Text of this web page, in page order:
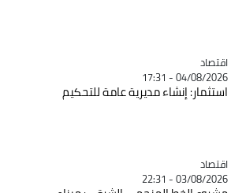
Catégorie
اقتصاد
04/08/2026 - 17:31
استثمار: إنشاء مديرية عامة للتحكيم
Catégorie
اقتصاد
03/08/2026 - 22:31